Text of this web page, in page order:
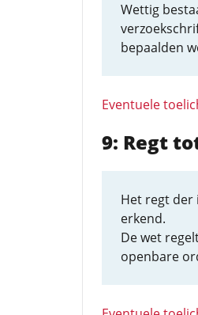
Wettig
bepaalden
Eventuele
9: Regt
Het regt der
erkend.
De wet
openbare